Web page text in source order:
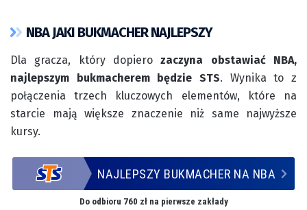
NBA JAKI BUKMACHER NAJLEPSZY
Dla gracza, który dopierozaczyna obstawiać NBA,
najlepszym bukmacherem będzie STS. Wynika to z
połączenia trzech kluczowych elementów, które na
starcie mają większe znaczenie niż same najwyższe
kursy.
NAJLEPSZY BUKMACHER NA NBA
Do odbioru 760 zł na pierwsze zakłady